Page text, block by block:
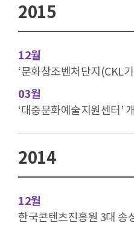
2015
12월
‘문화창조벤처단지(CKL
03월
‘대중문화예술지원센터’
2014
12월
한국콘텐츠진흥원 3대 송